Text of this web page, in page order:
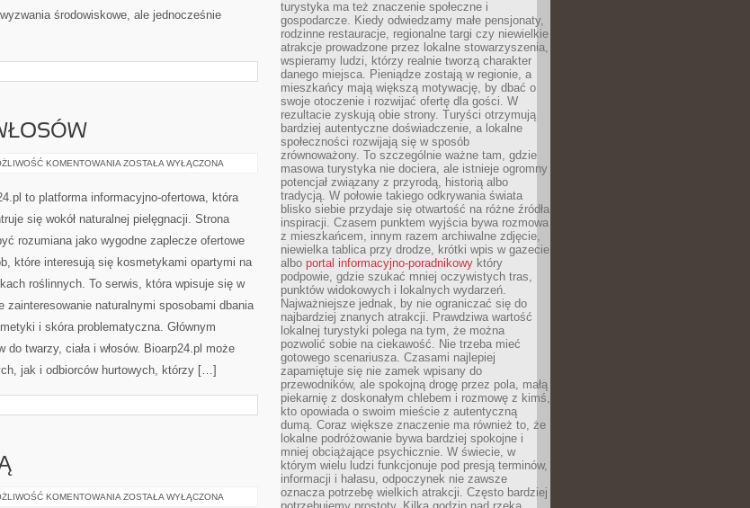
środowiskowe, ale jednocześnie
KOMENTOWANIA PIELĘGNACJA
WŁOSÓW
ZOSTAŁA WYŁĄCZONA
to platforma informacyjno-ofertowa, która
się wokół naturalnej pielęgnacji. Strona
rozumiana jako wygodne zaplecze ofertowe
które interesują się kosmetykami opartymi na
roślinnych. To serwis, która wpisuje się w
zainteresowanie naturalnymi sposobami dbania
i skóra problematyczna. Głównym
twarzy, ciała i włosów. Bioarp24.pl może
jak i odbiorców hurtowych, którzy […]
KOMENTOWANIA CZYTELNICY
ZOSTAŁA WYŁĄCZONA
turystyka ma też znaczenie społeczne i
gospodarcze. Kiedy odwiedzamy małe pensjonaty,
rodzinne restauracje, regionalne targi czy niewielkie
atrakcje prowadzone przez lokalne stowarzyszenia,
wspieramy ludzi, którzy realnie tworzą charakter
danego miejsca. Pieniądze zostają w regionie, a
mieszkańcy mają większą motywację, by dbać o
swoje otoczenie i rozwijać ofertę dla gości. W
rezultacie zyskują obie strony. Turyści otrzymują
bardziej autentyczne doświadczenie, a lokalne
społeczności rozwijają się w sposób
zrównoważony. To szczególnie ważne tam, gdzie
masowa turystyka nie dociera, ale istnieje ogromny
potencjał związany z przyrodą, historią albo
tradycją. W połowie takiego odkrywania świata
blisko siebie przydaje się otwartość na różne źródła
inspiracji. Czasem punktem wyjścia bywa rozmowa
z mieszkańcem, innym razem archiwalne zdjęcie,
niewielka tablica przy drodze, krótki wpis w gazecie
albo portal informacyjno-poradnikowy który
podpowie, gdzie szukać mniej oczywistych tras,
punktów widokowych i lokalnych wydarzeń.
Najważniejsze jednak, by nie ograniczać się do
najbardziej znanych atrakcji. Prawdziwa wartość
lokalnej turystyki polega na tym, że można
pozwolić sobie na ciekawość. Nie trzeba mieć
gotowego scenariusza. Czasami najlepiej
zapamiętuje się nie zamek wpisany do
przewodników, ale spokojną drogę przez pola, małą
piekarnię z doskonałym chlebem i rozmowę z kimś,
kto opowiada o swoim mieście z autentyczną
dumą. Coraz większe znaczenie ma również to, że
lokalne podróżowanie bywa bardziej spokojne i
mniej obciążające psychicznie. W świecie, w
którym wielu ludzi funkcjonuje pod presją terminów,
informacji i hałasu, odpoczynek nie zawsze
oznacza potrzebę wielkich atrakcji. Często bardziej